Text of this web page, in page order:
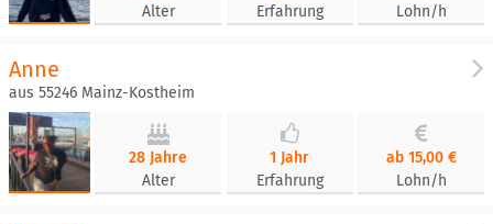
Alter
Erfahrung
Lohn/h
Anne
aus 55246 Mainz-Kostheim
28 Jahre
Alter
1 Jahr
Erfahrung
ab 15,00 €
Lohn/h